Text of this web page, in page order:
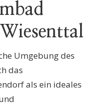
Umgebung des
das
als ein ideales